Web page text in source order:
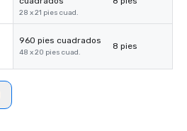
28 x 21 pies cuad.
960 pies cuadrados
48 x 20 pies cuad.
8 pies